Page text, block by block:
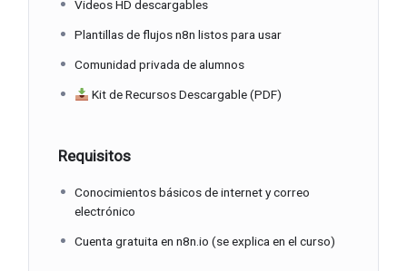
Videos HD descargables
Plantillas de flujos n8n listos para usar
Comunidad privada de alumnos
Kit de Recursos Descargable (PDF)
Requisitos
Conocimientos básicos de internet y correo
electrónico
Cuenta gratuita en n8n.io (se explica en el curso)